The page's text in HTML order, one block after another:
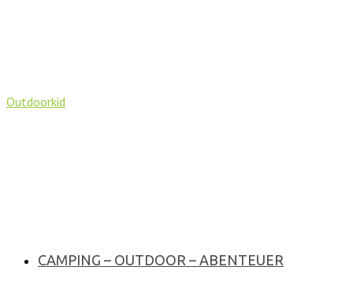
Outdoorkid
CAMPING – OUTDOOR – ABENTEUER